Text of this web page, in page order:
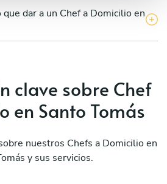
dar a un Chef a Domicilio en
clave sobre Chef
en Santo Tomás
nuestros Chefs a Domicilio en
y sus servicios.